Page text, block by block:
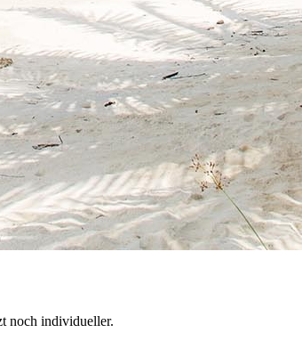
noch individueller.